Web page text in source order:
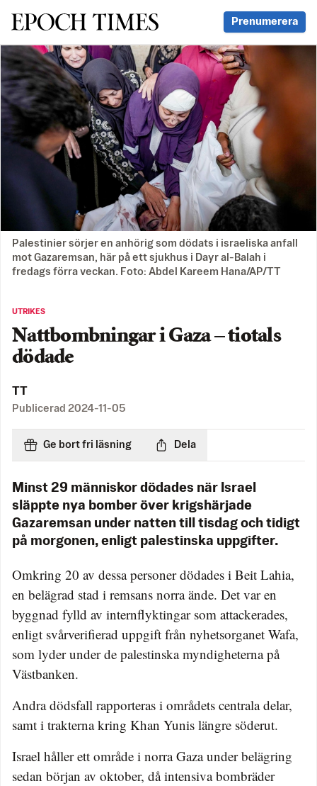
Svenska Epoch Times Prenumerera
Palestinier sörjer en anhörig som dödats i israeliska anfall
mot Gazaremsan, här på ett sjukhus i Dayr al-Balah i
fredags förra veckan. Foto: Abdel Kareem Hana/AP/TT
UTRIKES
Nattbombningar i Gaza – tiotals
dödade
TT
Publicerad 2024-11-05
Ge bort fri läsning Dela
Minst 29 människor dödades när Israel
släppte nya bomber över krigshärjade
Gazaremsan under natten till tisdag och tidigt
på morgonen, enligt palestinska uppgifter.
Omkring 20 av dessa personer dödades i Beit Lahia,
en belägrad stad i remsans norra ände. Det var en
byggnad fylld av internflyktingar som attackerades,
enligt svårverifierad uppgift från nyhetsorganet Wafa,
som lyder under de palestinska myndigheterna på
Västbanken.
Andra dödsfall rapporteras i områdets centrala delar,
samt i trakterna kring Khan Yunis längre söderut.
Israel håller ett område i norra Gaza under belägring
sedan början av oktober, då intensiva bombräder